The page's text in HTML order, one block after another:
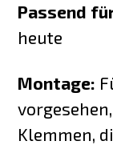
Passend
heute
Montage:
Klemmen,